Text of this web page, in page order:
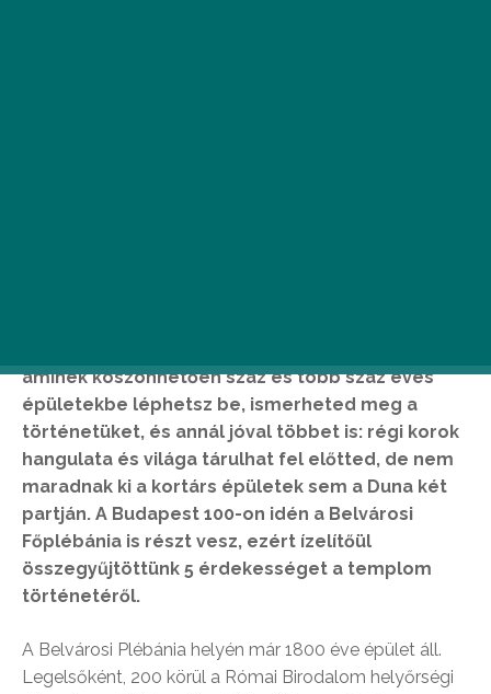
aminek köszönhetően száz és több száz éves
épületekbe léphetsz be, ismerheted meg a
történetüket, és annál jóval többet is: régi korok
hangulata és világa tárulhat fel előtted, de nem
maradnak ki a kortárs épületek sem a Duna két
partján. A Budapest 100-on idén a Belvárosi
Főplébánia is részt vesz, ezért ízelítőül
összegyűjtöttünk 5 érdekességet a templom
történetéről.
A Belvárosi Plébánia helyén már 1800 éve épület áll.
Legelsőként, 200 körül a Római Birodalom helyőrségi